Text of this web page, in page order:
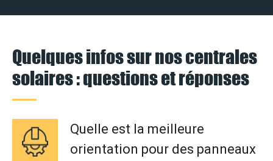
Quelques infos sur nos centrales
solaires : questions et réponses
Quelle est la meilleure
orientation pour des panneaux